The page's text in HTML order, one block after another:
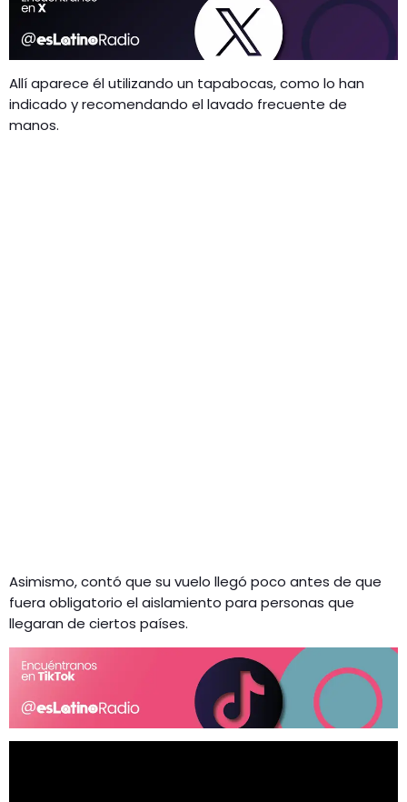
Allí aparece él utilizando un tapabocas, como lo han
indicado y recomendando el lavado frecuente de
manos.
Asimismo, contó que su vuelo llegó poco antes de que
fuera obligatorio el aislamiento para personas que
llegaran de ciertos países.